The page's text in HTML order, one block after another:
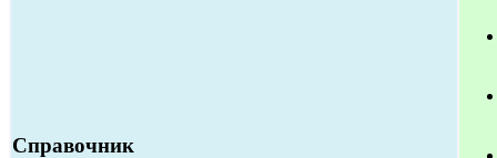
Справочник